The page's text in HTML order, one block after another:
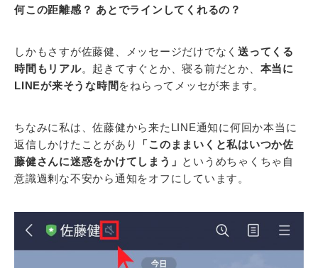
何この距離感？ あとでラインしてくれるの？
しかもさすが佐藤健、メッセージだけでなく 送ってくる
時間もリアル。起きてすぐとか、寝る前だとか、 本当に
LINEが来そうな時間 をねらってメッセが来ます。
ちなみに私は、佐藤健から来たLINE通知に何回か本当に
返信しかけたことがあり
「このままいくと私はいつか佐
藤健さんに迷惑をかけてしまう」 というめちゃくちゃ自
意識過剰な不安から通知をオフにしています。